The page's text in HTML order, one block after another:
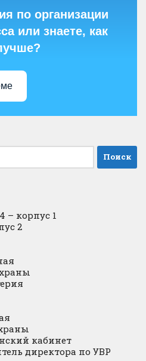
по организации
или знаете, как
– корпус 1
2
кабинет
директора по УВР